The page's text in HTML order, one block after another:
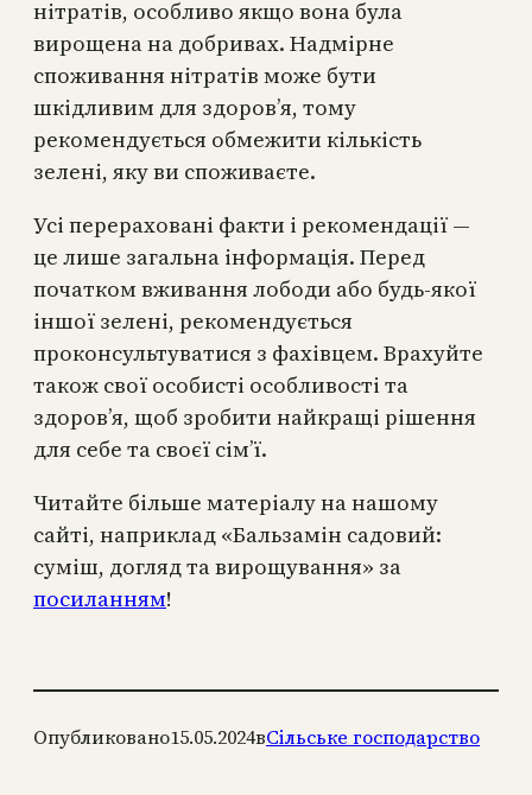
нітратів, особливо якщо вона була
вирощена на добривах. Надмірне
споживання нітратів може бути
шкідливим для здоров’я, тому
рекомендується обмежити кількість
зелені, яку ви споживаєте.
Усі перераховані факти і рекомендації —
це лише загальна інформація. Перед
початком вживання лободи або будь-якої
іншої зелені, рекомендується
проконсультуватися з фахівцем. Врахуйте
також свої особисті особливості та
здоров’я, щоб зробити найкращі рішення
для себе та своєї сім’ї.
Читайте більше матеріалу на нашому
сайті, наприклад «Бальзамін садовий:
суміш, догляд та вирощування» за
посиланням!
Опубликовано15.05.2024вСільське господарство